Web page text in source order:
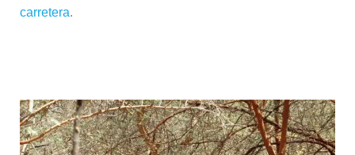
carretera.